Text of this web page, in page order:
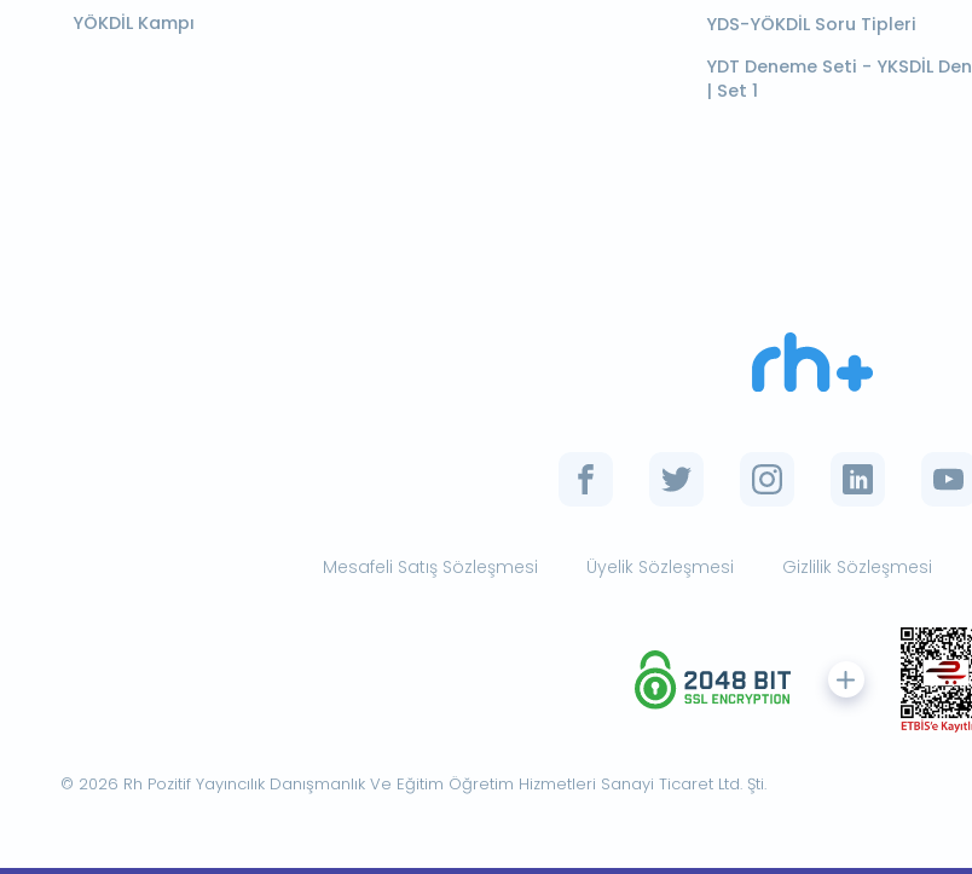
YÖKDİL Kampı
YDS-YÖKDİL Soru Tipleri
YDT Deneme Seti - YKSDİL
| Set 1
Mesafeli Satış Sözleşmesi Üyelik Sözleşmesi Gizlilik Sözleşmesi
© 2026 Rh Pozitif Yayıncılık Danışmanlık Ve Eğitim Öğretim Hizmetleri Sanayi Ticaret Ltd. Şti.